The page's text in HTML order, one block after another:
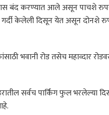
बंद करण्यात आले असून पाचशे
केलेली दिसून येत असून दोनशे
भवानी रोड तसेच महाव्दार
सर्वच पार्किंग फुल